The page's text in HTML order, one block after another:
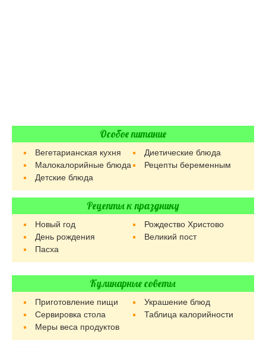
Особое питание
Вегетарианская кухня
Диетические блюда
Малокалорийные блюда
Рецепты беременным
Детские блюда
Рецепты к празднику
Новый год
Рождество Христово
День рождения
Великий пост
Пасха
Кулинарные советы
Приготовление пищи
Украшение блюд
Сервировка стола
Таблица калорийности
Меры веса продуктов